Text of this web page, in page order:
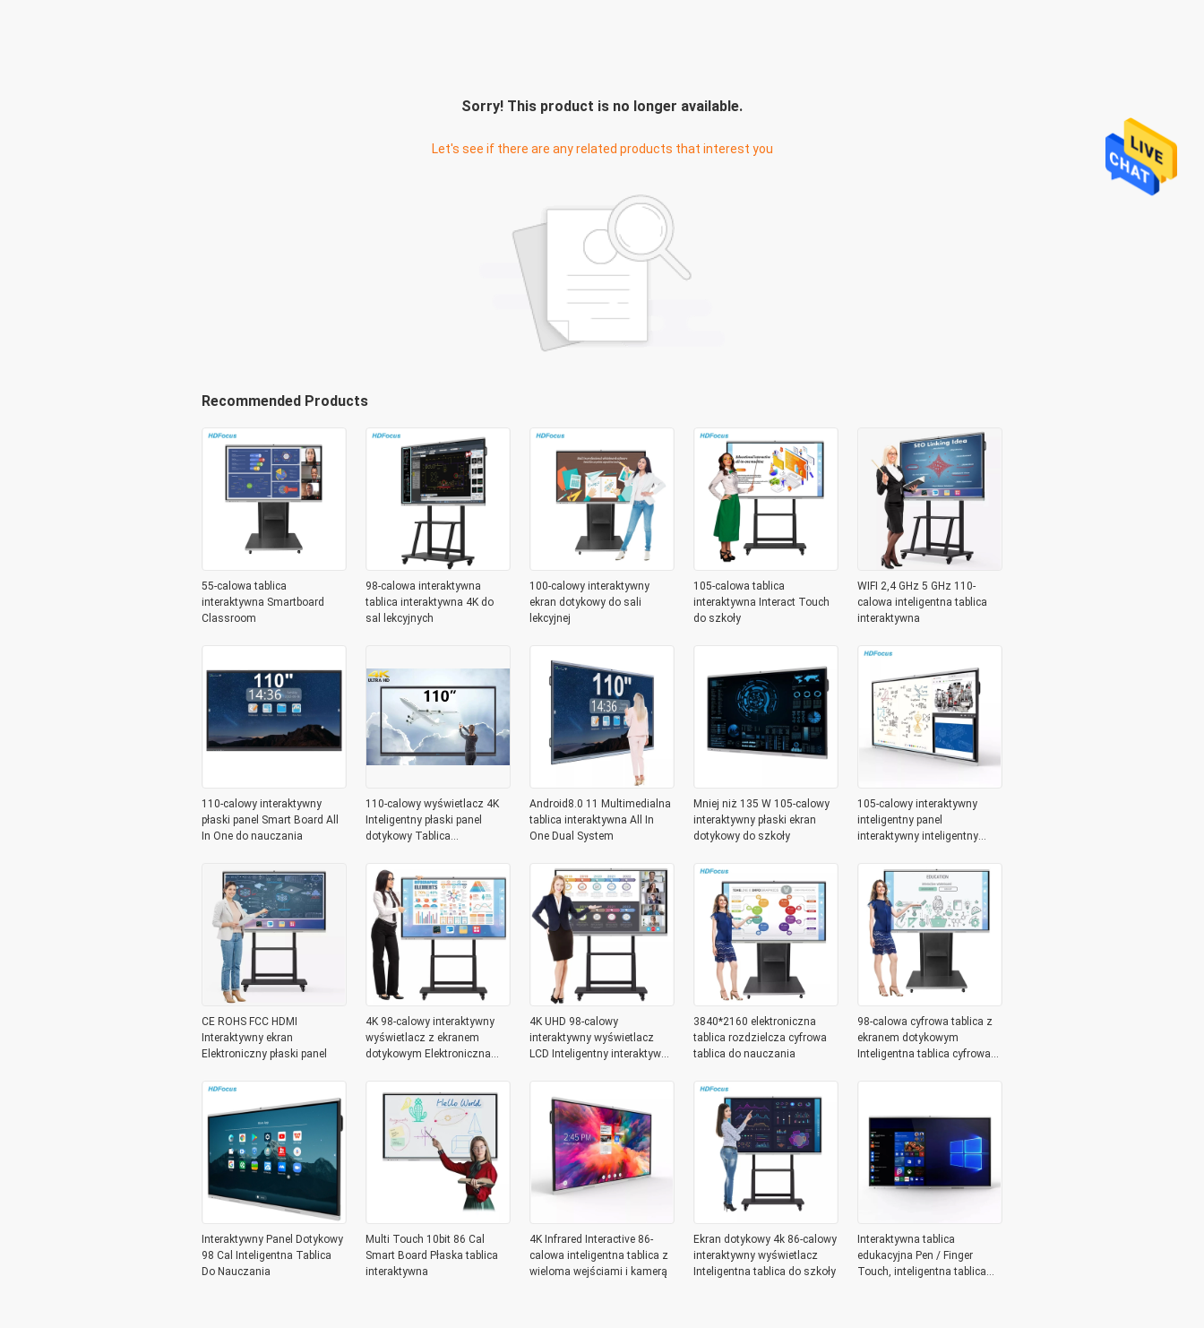
Sorry! This product is no longer available.
Let's see if there are any related products that interest you
Recommended Products
55-calowa tablica
interaktywna Smartboard
Classroom
98-calowa interaktywna
tablica interaktywna 4K do
sal lekcyjnych
100-calowy interaktywny
ekran dotykowy do sali
lekcyjnej
105-calowa tablica
interaktywna Interact Touch
do szkoły
WIFI 2,4 GHz 5 GHz 110-
calowa inteligentna tablica
interaktywna
110-calowy interaktywny
płaski panel Smart Board All
In One do nauczania
110-calowy wyświetlacz 4K
Inteligentny płaski panel
dotykowy Tablica
Android8.0 11 Multimedialna
tablica interaktywna All In
One Dual System
Mniej niż 135 W 105-calowy
interaktywny płaski ekran
dotykowy do szkoły
105-calowy interaktywny
inteligentny panel
interaktywny inteligentny
CE ROHS FCC HDMI
Interaktywny ekran
Elektroniczny płaski panel
4K 98-calowy interaktywny
wyświetlacz z ekranem
dotykowym Elektroniczna
4K UHD 98-calowy
interaktywny wyświetlacz
LCD Inteligentny interaktywny
3840*2160 elektroniczna
tablica rozdzielcza cyfrowa
tablica do nauczania
98-calowa cyfrowa tablica z
ekranem dotykowym
Inteligentna tablica cyfrowa
Interaktywny Panel Dotykowy
98 Cal Inteligentna Tablica
Do Nauczania
Multi Touch 10bit 86 Cal
Smart Board Płaska tablica
interaktywna
4K Infrared Interactive 86-
calowa inteligentna tablica z
wieloma wejściami i kamerą
Ekran dotykowy 4k 86-calowy
interaktywny wyświetlacz
Inteligentna tablica do szkoły
Interaktywna tablica
edukacyjna Pen / Finger
Touch, inteligentna tablica